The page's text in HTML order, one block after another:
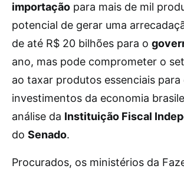
importação para mais de mil
potencial de gerar uma
de até R$ 20 bilhões para o
ano, mas pode comprometer o
ao taxar produtos essenciais para
investimentos da economia
análise da Instituição Fiscal
do Senado.
Procurados, os ministérios da